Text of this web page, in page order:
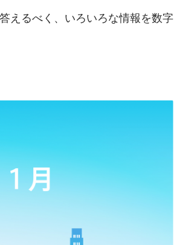
えるべく、いろいろな情報を数字